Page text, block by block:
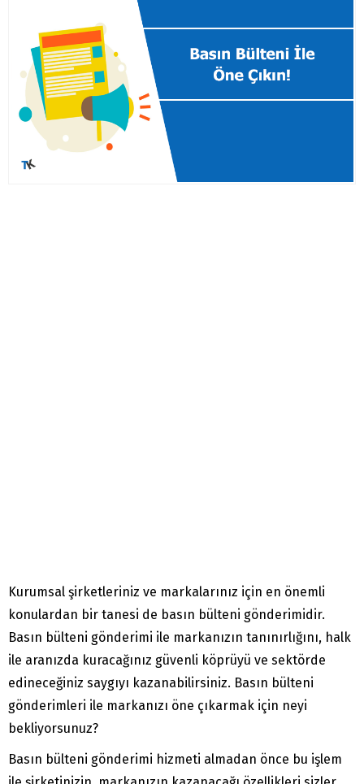
Kurumsal şirketleriniz ve markalarınız için en önemli
konulardan bir tanesi de basın bülteni gönderimidir.
Basın bülteni gönderimi ile markanızın tanınırlığını, halk
ile aranızda kuracağınız güvenli köprüyü ve sektörde
edineceğiniz saygıyı kazanabilirsiniz. Basın bülteni
gönderimleri ile markanızı öne çıkarmak için neyi
bekliyorsunuz?
Basın bülteni gönderimi hizmeti almadan önce bu işlem